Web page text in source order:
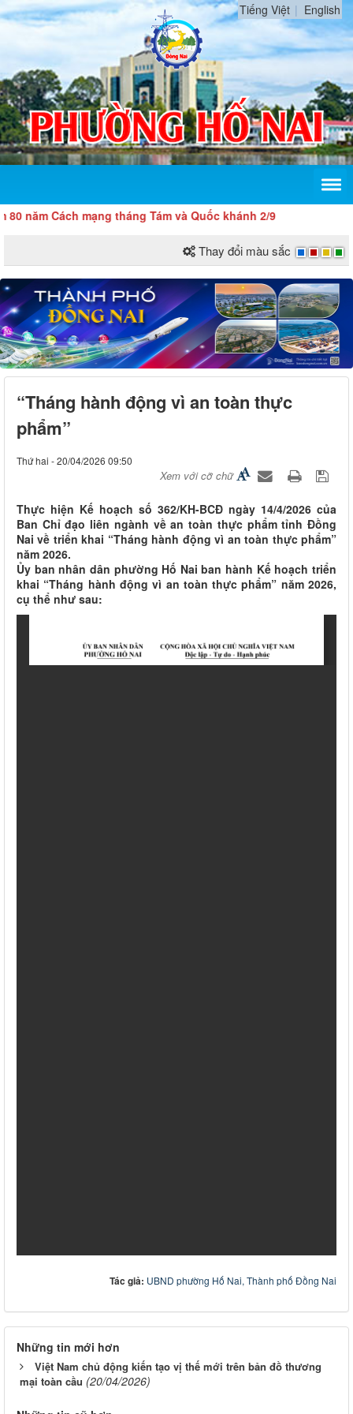
Tiếng Việt English
Cách mạng tháng Tám và Quốc khánh 2/9
Thay đổi màu sắc
“Tháng hành động vì an toàn thực
phẩm”
Thứ hai - 20/04/2026 09:50
Xem với cỡ chữ
Thực hiện Kế hoạch số 362/KH-BCĐ ngày 14/4/2026 của
Ban Chỉ đạo liên ngành về an toàn thực phẩm tỉnh Đồng
Nai về triển khai “Tháng hành động vì an toàn thực phẩm”
năm 2026.
Ủy ban nhân dân phường Hố Nai ban hành Kế hoạch triển
khai “Tháng hành động vì an toàn thực phẩm” năm 2026,
cụ thể như sau:
Tác giả: UBND phường Hố Nai, Thành phố Đồng Nai
Những tin mới hơn
Việt Nam chủ động kiến tạo vị thế mới trên bản đồ thương
mại toàn cầu (20/04/2026)